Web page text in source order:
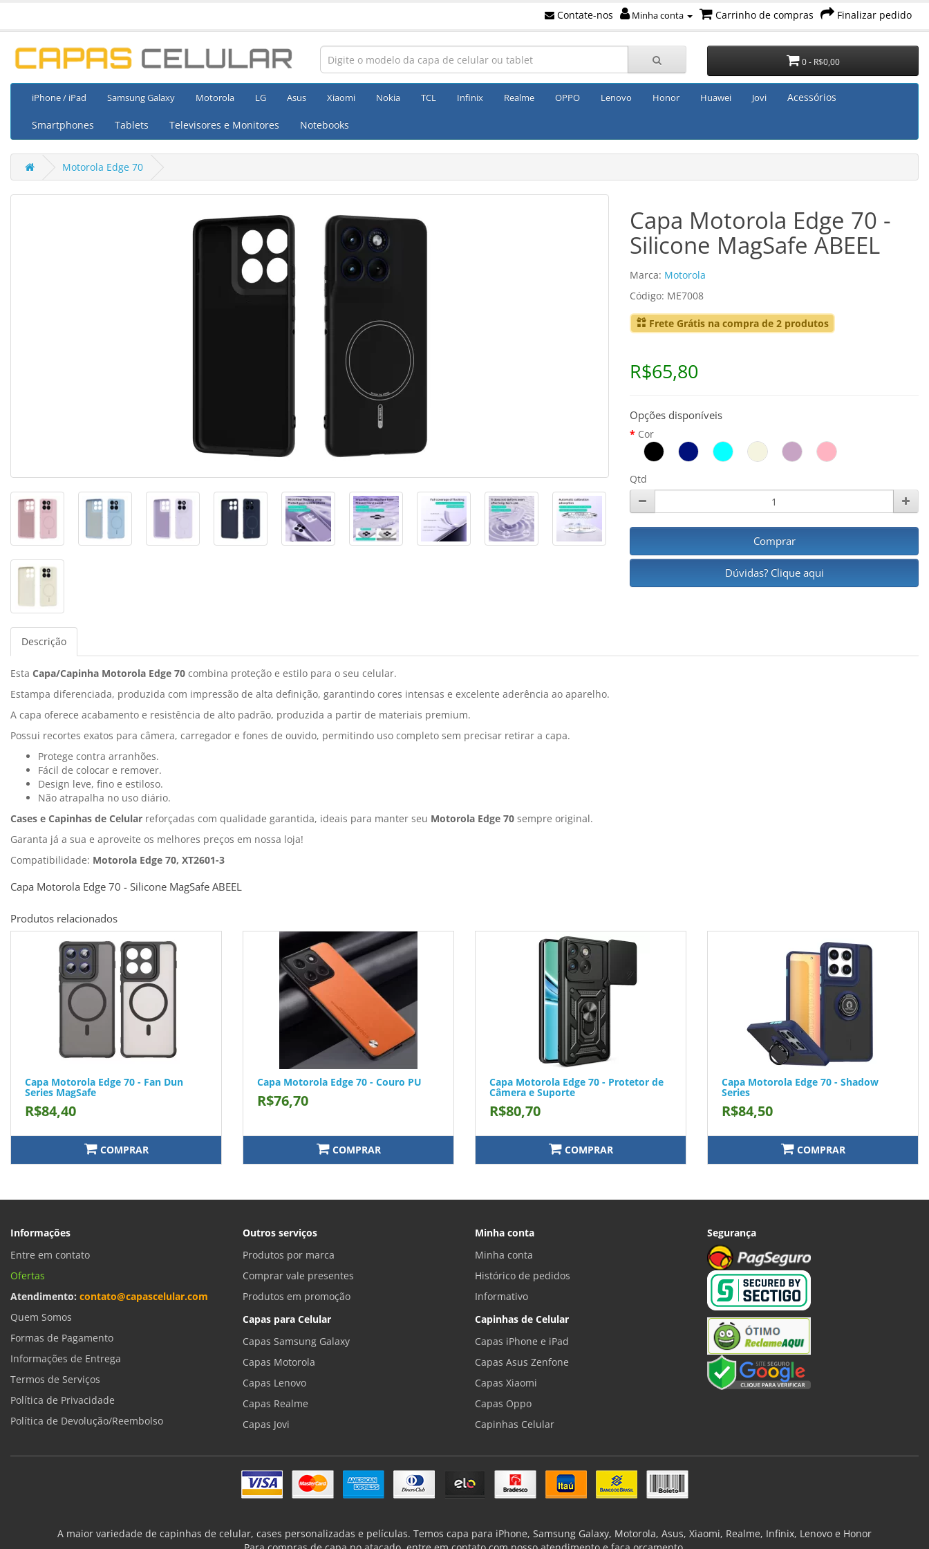
Contate-nos Minha conta Carrinho de compras Finalizar pedido
0 - R$0,00
iPhone / iPad Samsung Galaxy Motorola LG Asus Xiaomi Nokia TCL Infinix Realme OPPO Lenovo Honor Huawei Jovi Acessórios
Smartphones Tablets Televisores e Monitores Notebooks
Motorola Edge 70
Capa Motorola Edge 70 -
Silicone MagSafe ABEEL
Marca: Motorola
Código: ME7008
Frete Grátis na compra de 2 produtos
R$65,80
Opções disponíveis
Cor
Qtd
Comprar
Dúvidas? Clique aqui
Descrição
Esta Capa/Capinha Motorola Edge 70 combina proteção e estilo para o seu celular.
Estampa diferenciada, produzida com impressão de alta definição, garantindo cores intensas e excelente aderência ao aparelho.
A capa oferece acabamento e resistência de alto padrão, produzida a partir de materiais premium.
Possui recortes exatos para câmera, carregador e fones de ouvido, permitindo uso completo sem precisar retirar a capa.
Protege contra arranhões.
Fácil de colocar e remover.
Design leve, fino e estiloso.
Não atrapalha no uso diário.
Cases e Capinhas de Celular reforçadas com qualidade garantida, ideais para manter seu Motorola Edge 70 sempre original.
Garanta já a sua e aproveite os melhores preços em nossa loja!
Compatibilidade: Motorola Edge 70, XT2601-3
Capa Motorola Edge 70 - Silicone MagSafe ABEEL
Produtos relacionados
Capa Motorola Edge 70 - Fan Dun
Series MagSafe
R$84,40
COMPRAR
Capa Motorola Edge 70 - Couro PU
R$76,70
COMPRAR
Capa Motorola Edge 70 - Protetor de
Câmera e Suporte
R$80,70
COMPRAR
Capa Motorola Edge 70 - Shadow
Series
R$84,50
COMPRAR
Informações
Entre em contato
Ofertas
Atendimento: contato@capascelular.com
Quem Somos
Formas de Pagamento
Informações de Entrega
Termos de Serviços
Política de Privacidade
Política de Devolução/Reembolso
Outros serviços
Produtos por marca
Comprar vale presentes
Produtos em promoção
Capas para Celular
Capas Samsung Galaxy
Capas Motorola
Capas Lenovo
Capas Realme
Capas Jovi
Minha conta
Minha conta
Histórico de pedidos
Informativo
Capinhas de Celular
Capas iPhone e iPad
Capas Asus Zenfone
Capas Xiaomi
Capas Oppo
Capinhas Celular
Segurança
A maior variedade de capinhas de celular, cases personalizadas e películas. Temos capa para iPhone, Samsung Galaxy, Motorola, Asus, Xiaomi, Realme, Infinix, Lenovo e Honor